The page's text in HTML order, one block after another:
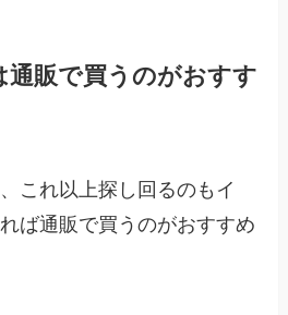
販で買うのがおすす
これ以上探し回るのもイ
ば通販で買うのがおすすめ